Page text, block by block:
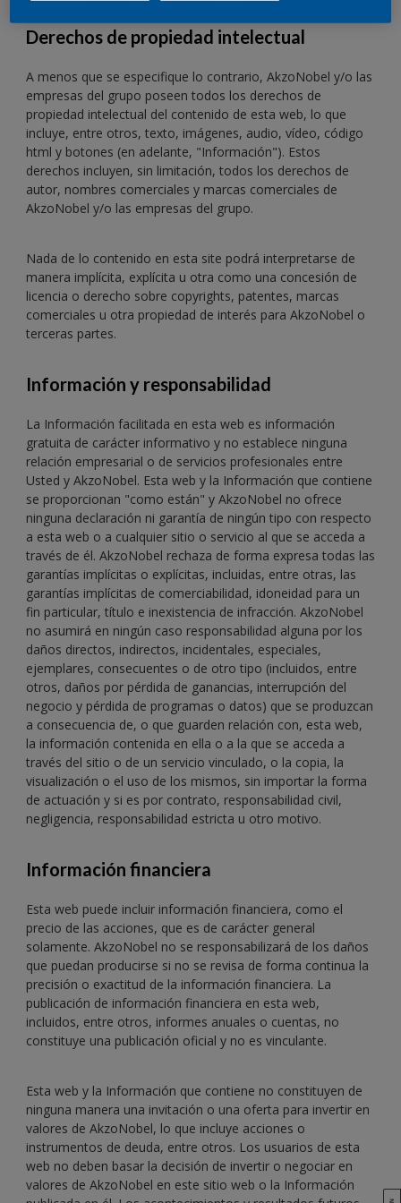
Derechos de propiedad intelectual
A menos que se especifique lo contrario, AkzoNobel y/o las
empresas del grupo poseen todos los derechos de
propiedad intelectual del contenido de esta web, lo que
incluye, entre otros, texto, imágenes, audio, vídeo, código
html y botones (en adelante, "Información"). Estos
derechos incluyen, sin limitación, todos los derechos de
autor, nombres comerciales y marcas comerciales de
AkzoNobel y/o las empresas del grupo.
Nada de lo contenido en esta site podrá interpretarse de
manera implícita, explícita u otra como una concesión de
licencia o derecho sobre copyrights, patentes, marcas
comerciales u otra propiedad de interés para AkzoNobel o
terceras partes.
Información y responsabilidad
La Información facilitada en esta web es información
gratuita de carácter informativo y no establece ninguna
relación empresarial o de servicios profesionales entre
Usted y AkzoNobel. Esta web y la Información que contiene
se proporcionan "como están" y AkzoNobel no ofrece
ninguna declaración ni garantía de ningún tipo con respecto
a esta web o a cualquier sitio o servicio al que se acceda a
través de él. AkzoNobel rechaza de forma expresa todas las
garantías implícitas o explícitas, incluidas, entre otras, las
garantías implícitas de comerciabilidad, idoneidad para un
fin particular, título e inexistencia de infracción. AkzoNobel
no asumirá en ningún caso responsabilidad alguna por los
daños directos, indirectos, incidentales, especiales,
ejemplares, consecuentes o de otro tipo (incluidos, entre
otros, daños por pérdida de ganancias, interrupción del
negocio y pérdida de programas o datos) que se produzcan
a consecuencia de, o que guarden relación con, esta web,
la información contenida en ella o a la que se acceda a
través del sitio o de un servicio vinculado, o la copia, la
visualización o el uso de los mismos, sin importar la forma
de actuación y si es por contrato, responsabilidad civil,
negligencia, responsabilidad estricta u otro motivo.
Información financiera
Esta web puede incluir información financiera, como el
precio de las acciones, que es de carácter general
solamente. AkzoNobel no se responsabilizará de los daños
que puedan producirse si no se revisa de forma continua la
precisión o exactitud de la información financiera. La
publicación de información financiera en esta web,
incluidos, entre otros, informes anuales o cuentas, no
constituye una publicación oficial y no es vinculante.
Esta web y la Información que contiene no constituyen de
ninguna manera una invitación o una oferta para invertir en
valores de AkzoNobel, lo que incluye acciones o
instrumentos de deuda, entre otros. Los usuarios de esta
web no deben basar la decisión de invertir o negociar en
valores de AkzoNobel en este sitio web o la Información